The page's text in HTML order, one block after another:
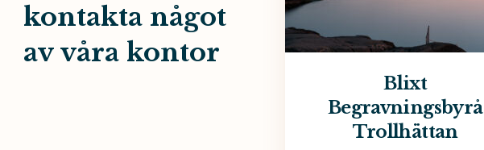
kontakta något
av våra kontor
Blixt
Begravningsbyrå
Trollhättan